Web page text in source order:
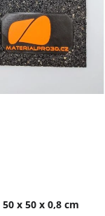
50 x 50 x 0,8 cm